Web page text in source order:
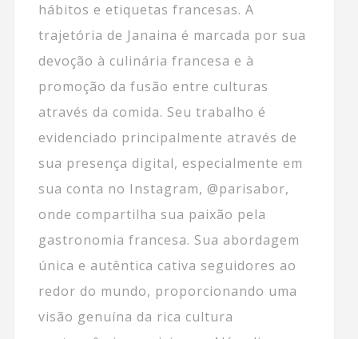
hábitos e etiquetas francesas. A
trajetória de Janaina é marcada por sua
devoção à culinária francesa e à
promoção da fusão entre culturas
através da comida. Seu trabalho é
evidenciado principalmente através de
sua presença digital, especialmente em
sua conta no Instagram, @parisabor,
onde compartilha sua paixão pela
gastronomia francesa. Sua abordagem
única e autêntica cativa seguidores ao
redor do mundo, proporcionando uma
visão genuína da rica cultura